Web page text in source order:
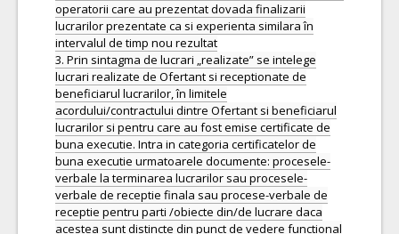
operatorii care au prezentat dovada finalizarii
lucrarilor prezentate ca si experienta similara în
intervalul de timp nou rezultat
3. Prin sintagma de lucrari „realizate” se intelege
lucrari realizate de Ofertant si receptionate de
beneficiarul lucrarilor, în limitele
acordului/contractului dintre Ofertant si beneficiarul
lucrarilor si pentru care au fost emise certificate de
buna executie. Intra in categoria certificatelor de
buna executie urmatoarele documente: procesele-
verbale la terminarea lucrarilor sau procesele-
verbale de receptie finala sau procese-verbale de
receptie pentru parti /obiecte din/de lucrare daca
acestea sunt distincte din punct de vedere functional